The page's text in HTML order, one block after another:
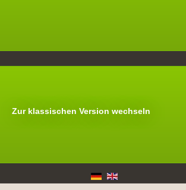
Zur klassischen Version wechseln